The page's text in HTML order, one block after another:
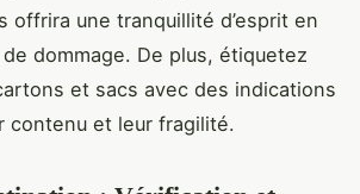
offrira une tranquillité d’esprit en
dommage. De plus, étiquetez
et sacs avec des indications
contenu et leur fragilité.